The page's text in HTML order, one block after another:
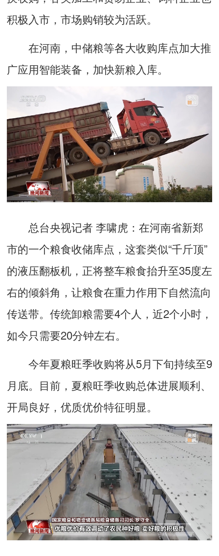
积极入市，市场购销较为活跃。
在河南，中储粮等各大收购库点加大推
广应用智能装备，加快新粮入库。
总台央视记者 李啸虎： 在河南省新郑
市的一个粮食收储库点，这套类似“千斤顶”
的液压翻板机，正将整车粮食抬升至35度左
右的倾斜角，让粮食在重力作用下自然流向
传送带。传统卸粮需要4个人，近2个小时，
如今只需要20分钟左右。
今年夏粮旺季收购将从5月下旬持续至9
月底。目前，夏粮旺季收购总体进展顺利、
开局良好，优质优价特征明显。